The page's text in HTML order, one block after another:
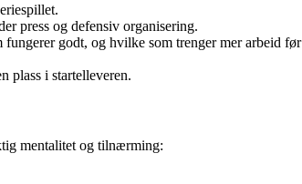
press og defensiv organisering.
fungerer godt, og hvilke som trenger mer arbeid før
plass i startelleveren.
mentalitet og tilnærming: